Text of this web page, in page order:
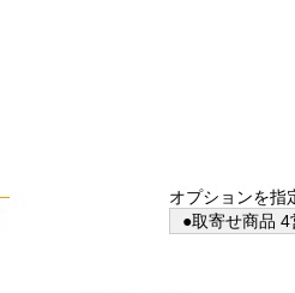
オプションを指
●取寄せ商品